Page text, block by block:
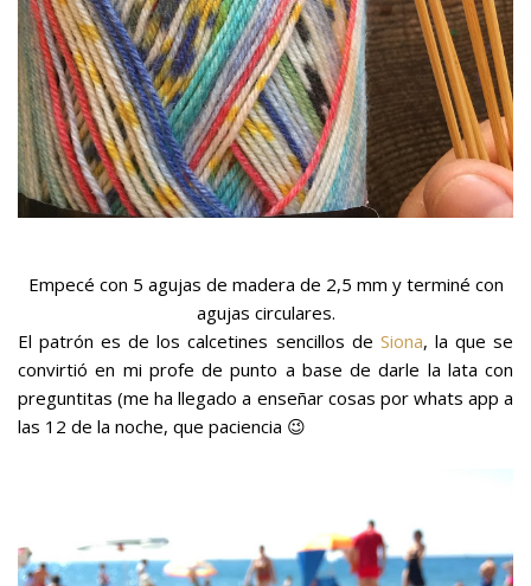
Empecé con 5 agujas de madera de 2,5 mm y terminé con
agujas circulares.
El patrón es de los calcetines sencillos de Siona, la que se
convirtió en mi profe de punto a base de darle la lata con
preguntitas (me ha llegado a enseñar cosas por whats app a
las 12 de la noche, que paciencia 😉